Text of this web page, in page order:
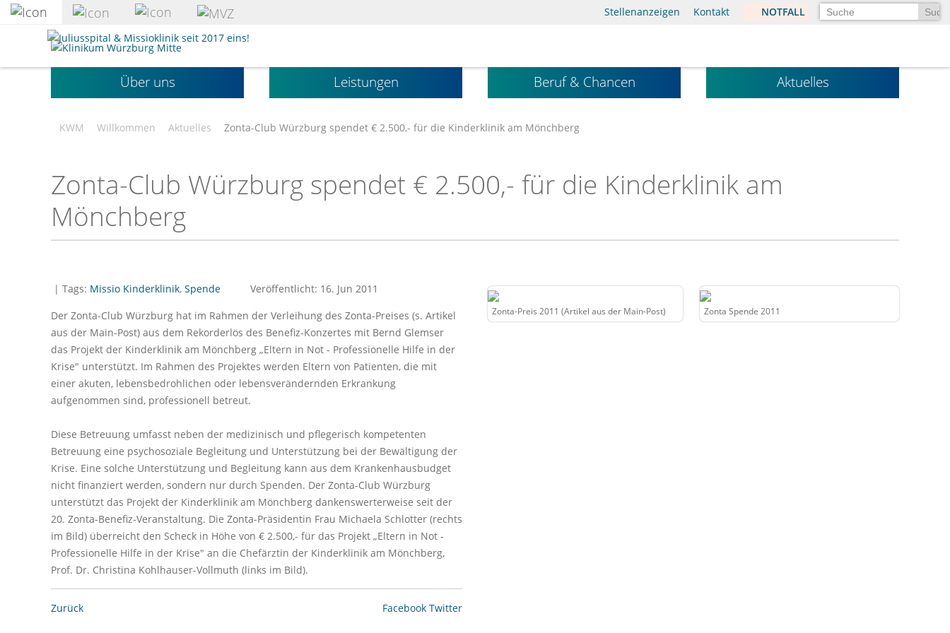
zum
Stellenanzeigen Kontakt NOTFALL Suchen
Klinikum
Würzburg
Mitte
gGmbHÜber uns Leistungen Beruf & Chancen Aktuelles
KWM Willkommen Aktuelles Zonta-Club Würzburg spendet € 2.500,- für die Kinderklinik am Mönchberg
Zonta-Club Würzburg spendet € 2.500,- für die Kinderklinik am
Mönchberg
Veröffentlicht: 16. Jun 2011
| Tags: Missio Kinderklinik, Spende
Der Zonta-Club Würzburg hat im Rahmen der Verleihung des Zonta-Preises (s. Artikel
aus der Main-Post) aus dem Rekorderlös des Benefiz-Konzertes mit Bernd Glemser
das Projekt der Kinderklinik am Mönchberg „Eltern in Not - Professionelle Hilfe in der
Krise" unterstützt. Im Rahmen des Projektes werden Eltern von Patienten, die mit
einer akuten, lebensbedrohlichen oder lebensverändernden Erkrankung
aufgenommen sind, professionell betreut.
Diese Betreuung umfasst neben der medizinisch und pflegerisch kompetenten
Betreuung eine psychosoziale Begleitung und Unterstützung bei der Bewältigung der
Krise. Eine solche Unterstützung und Begleitung kann aus dem Krankenhausbudget
nicht finanziert werden, sondern nur durch Spenden. Der Zonta-Club Würzburg
unterstützt das Projekt der Kinderklinik am Mönchberg dankenswerterweise seit der
20. Zonta-Benefiz-Veranstaltung. Die Zonta-Präsidentin Frau Michaela Schlotter (rechts
im Bild) überreicht den Scheck in Höhe von € 2.500,- für das Projekt „Eltern in Not -
Professionelle Hilfe in der Krise" an die Chefärztin der Kinderklinik am Mönchberg,
Prof. Dr. Christina Kohlhauser-Vollmuth (links im Bild).
Zurück Facebook Twitter
Zonta-Preis 2011 (Artikel aus der Main-Post) Zonta Spende 2011